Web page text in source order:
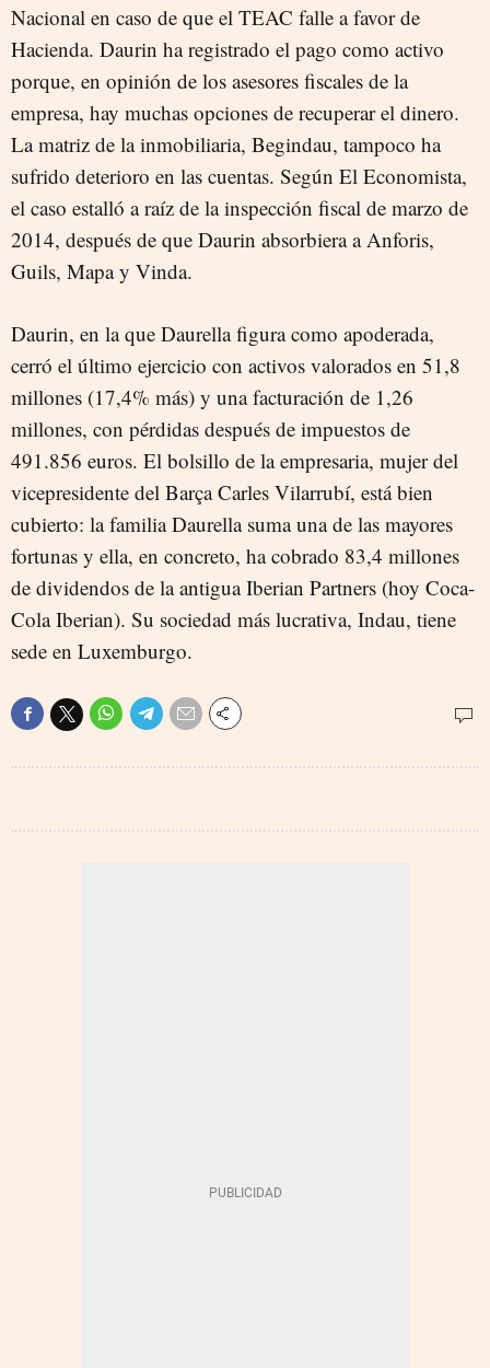
Nacional en caso de que el TEAC falle a favor de
Hacienda. Daurin ha registrado el pago como activo
porque, en opinión de los asesores fiscales de la
empresa, hay muchas opciones de recuperar el dinero.
La matriz de la inmobiliaria, Begindau, tampoco ha
sufrido deterioro en las cuentas. Según El Economista,
el caso estalló a raíz de la inspección fiscal de marzo de
2014, después de que Daurin absorbiera a Anforis,
Guils, Mapa y Vinda.
Daurin, en la que Daurella figura como apoderada,
cerró el último ejercicio con activos valorados en 51,8
millones (17,4% más) y una facturación de 1,26
millones, con pérdidas después de impuestos de
491.856 euros. El bolsillo de la empresaria, mujer del
vicepresidente del Barça Carles Vilarrubí, está bien
cubierto: la familia Daurella suma una de las mayores
fortunas y ella, en concreto, ha cobrado 83,4 millones
de dividendos de la antigua Iberian Partners (hoy Coca-
Cola Iberian). Su sociedad más lucrativa, Indau, tiene
sede en Luxemburgo.